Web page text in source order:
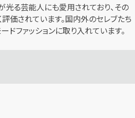
光る芸能人にも愛用されており、その
価されています。国内外のセレブたち
ドファッションに取り入れています。